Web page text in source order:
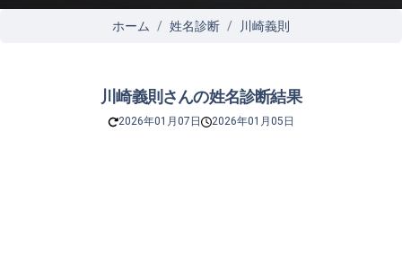
ホーム 姓名診断 川崎義則
川崎義則さんの姓名診断結果
2026年01月07日 2026年01月05日